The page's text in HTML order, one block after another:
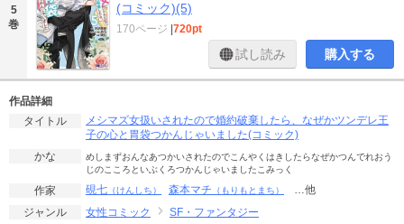
5
巻
(コミック)(5)
170ページ 720pt
試し読み 購入する
作品詳細
タイトル
メシマズ女扱いされたので婚約破棄したら、なぜかツンデレ王
子の心と胃袋つかんじゃいました(コミック)
かな
めしまずおんなあつかいされたのでこんやくはきしたらなぜかつんでれおう
じのこころといぶくろつかんじゃいましたこみっく
作家 硯七 （けんしち） 森本マチ （もりもとまち）
…他
ジャンル
女性コミック
SF・ファンタジー